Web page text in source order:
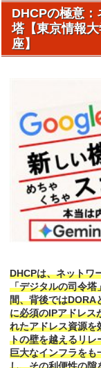
DHCPの極意
塔【東京情報
座】
DHCPは、ネットワ
「デジタルの司令塔
間、背後ではDORA
に必須のIPアドレス
れたアドレス資源を
トの壁を越えるリレ
巨大なインフラをも